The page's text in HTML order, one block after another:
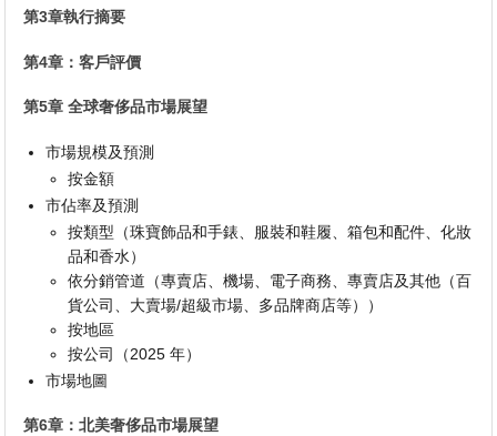
第3章執行摘要
第4章：客戶評價
第5章 全球奢侈品市場展望
市場規模及預測
按金額
市佔率及預測
按類型（珠寶飾品和手錶、服裝和鞋履、箱包和配件、化妝
品和香水）
依分銷管道（專賣店、機場、電子商務、專賣店及其他（百
貨公司、大賣場/超級市場、多品牌商店等））
按地區
按公司（2025 年）
市場地圖
第6章：北美奢侈品市場展望